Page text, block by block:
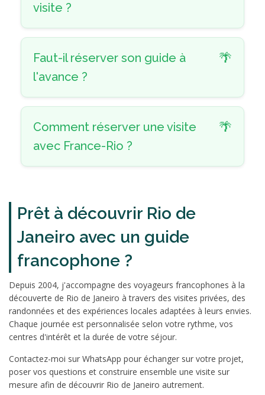
visite ?
Faut-il réserver son guide à
l'avance ?
Comment réserver une visite
avec France-Rio ?
Prêt à découvrir Rio de
Janeiro avec un guide
francophone ?
Depuis 2004, j'accompagne des voyageurs francophones à la
découverte de Rio de Janeiro à travers des visites privées, des
randonnées et des expériences locales adaptées à leurs envies.
Chaque journée est personnalisée selon votre rythme, vos
centres d'intérêt et la durée de votre séjour.
Contactez-moi sur WhatsApp pour échanger sur votre projet,
poser vos questions et construire ensemble une visite sur
mesure afin de découvrir Rio de Janeiro autrement.